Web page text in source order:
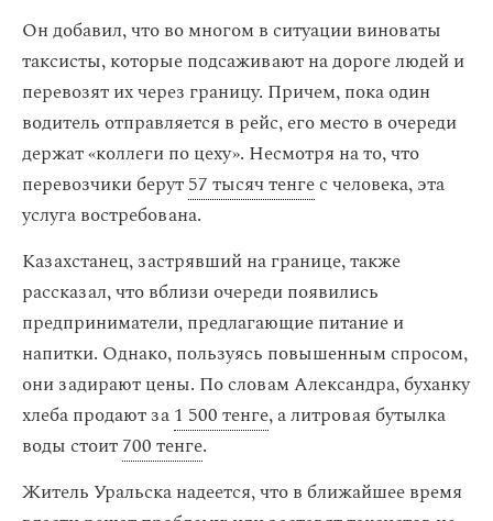
Он добавил, что во многом в ситуации виноваты
таксисты, которые подсаживают на дороге людей и
перевозят их через границу. Причем, пока один
водитель отправляется в рейс, его место в очереди
держат «коллеги по цеху». Несмотря на то, что
перевозчики берут57 тысяч тенгес человека, эта
услуга востребована.
Казахстанец, застрявший на границе, также
рассказал, что вблизи очереди появились
предприниматели, предлагающие питание и
напитки. Однако, пользуясь повышенным спросом,
они задирают цены. По словам Александра, буханку
хлеба продают за1 500 тенге, а литровая бутылка
воды стоит700 тенге.
Житель Уральска надеется, что в ближайшее время